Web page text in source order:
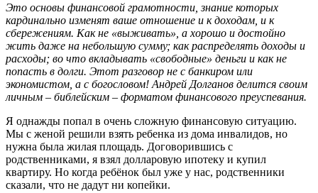
Это основы финансовой грамотности, знание которых
кардинально изменят ваше отношение и к доходам, и к
сбережениям. Как не «выживать», а хорошо и достойно
жить даже на небольшую сумму; как распределять доходы и
расходы; во что вкладывать «свободные» деньги и как не
попасть в долги. Этот разговор не с банкиром или
экономистом, а с богословом! Андрей Долганов делится своим
личным – библейским – форматом финансового преуспевания.
Я однажды попал в очень сложную финансовую ситуацию.
Мы с женой решили взять ребенка из дома инвалидов, но
нужна была жилая площадь. Договорившись с
родственниками, я взял долларовую ипотеку и купил
квартиру. Но когда ребёнок был уже у нас, родственники
сказали, что не дадут ни копейки.